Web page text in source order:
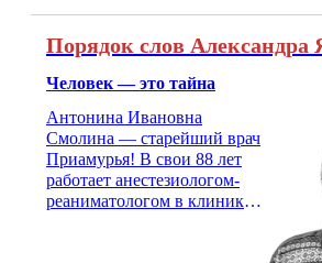
Порядок слов Александра
Человек — это тайна
Антонина Ивановна
Смолина — старейший врач
Приамурья! В свои 88 лет
работает анестезиологом-
реаниматологом в клинике